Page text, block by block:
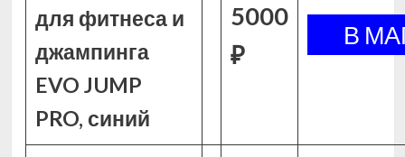
для фитнеса и
джампинга
EVO JUMP
PRO, синий
5000
₽